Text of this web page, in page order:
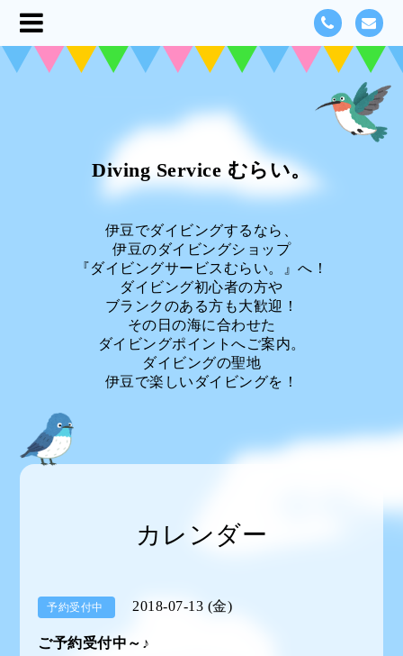
Diving Service むらい。
伊豆でダイビングするなら、
伊豆のダイビングショップ
『ダイビングサービスむらい。』へ！
ダイビング初心者の方や
ブランクのある方も大歓迎！
その日の海に合わせた
ダイビングポイントへご案内。
ダイビングの聖地
伊豆で楽しいダイビングを！
カレンダー
予約受付中 2018-07-13 (金)
ご予約受付中～♪